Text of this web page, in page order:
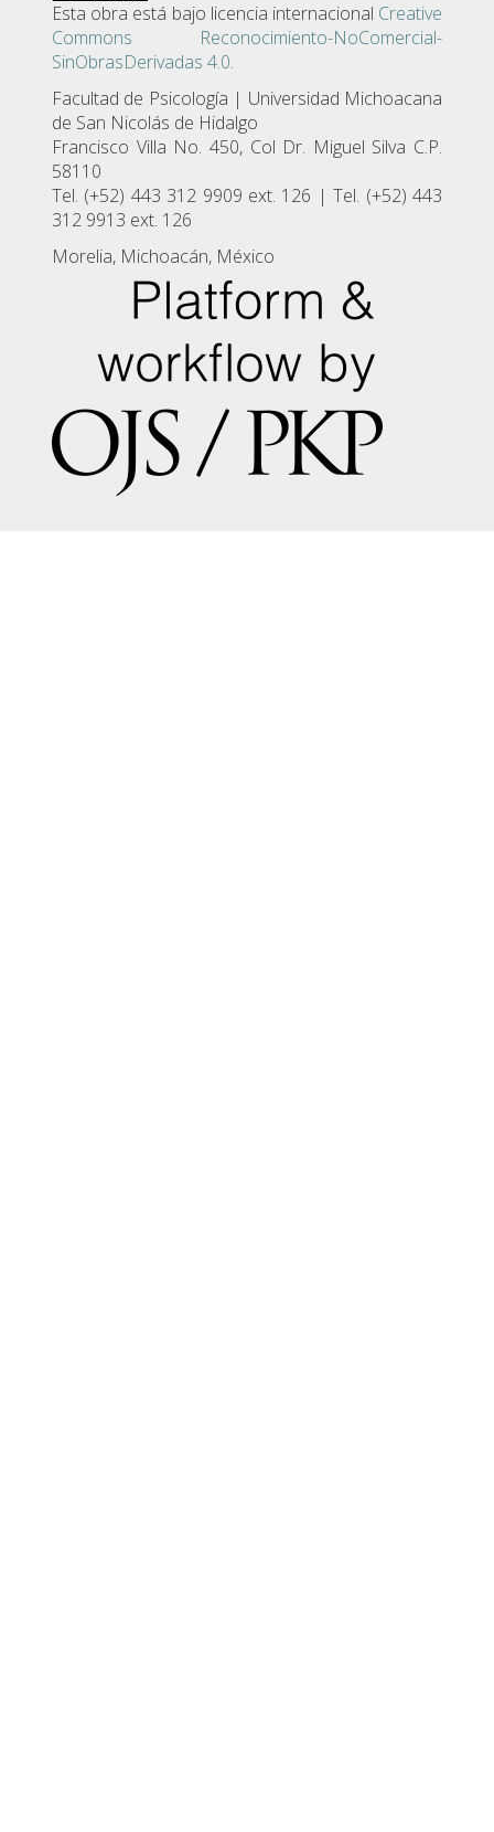
Esta obra está bajo licencia internacional Creative
Commons Reconocimiento-NoComercial-
SinObrasDerivadas 4.0.
Facultad de Psicologí­a | Universidad Michoacana
de San Nicolás de Hidalgo
Francisco Villa No. 450, Col Dr. Miguel Silva C.P.
58110
Tel. (+52) 443 312 9909 ext. 126 | Tel. (+52) 443
312 9913 ext. 126
Morelia, Michoacán, México